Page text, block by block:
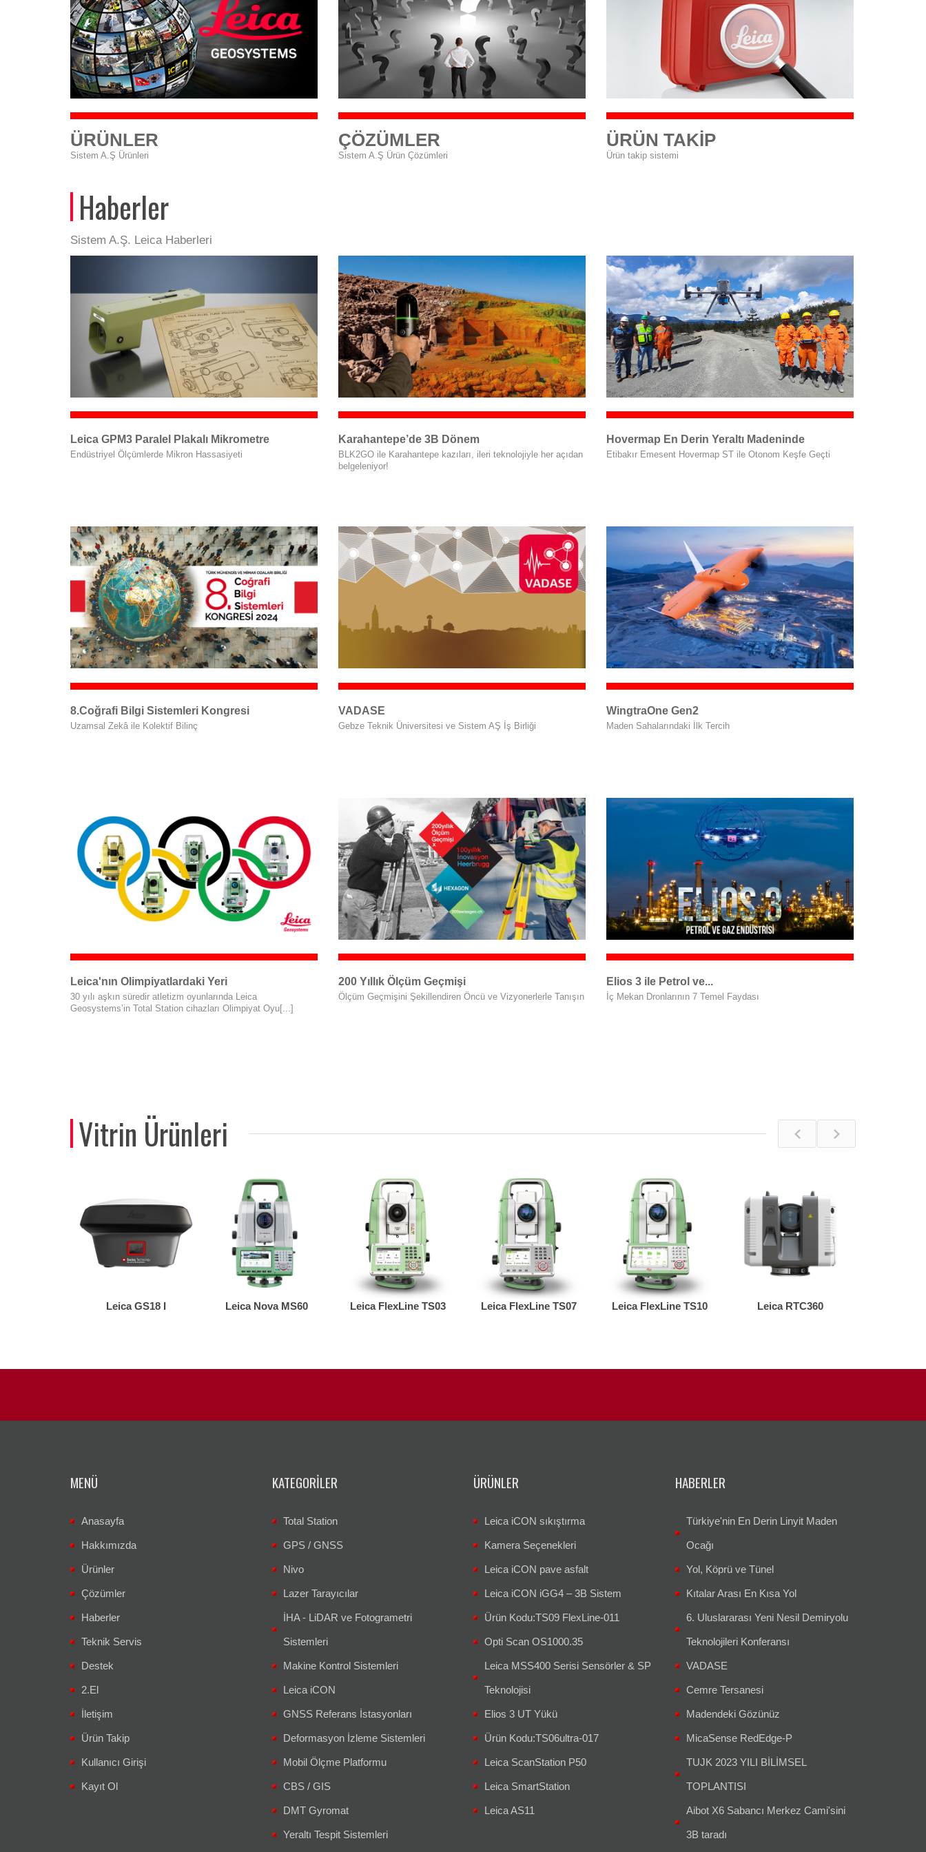
ÜRÜNLER
Sistem A.Ş Ürünleri
ÇÖZÜMLER
Sistem A.Ş Ürün Çözümleri
ÜRÜN TAKİP
Ürün takip sistemi
Haberler
Sistem A.Ş. Leica Haberleri
Leica GPM3 Paralel Plakalı Mikrometre
Endüstriyel Ölçümlerde Mikron Hassasiyeti
Karahantepe’de 3B Dönem
BLK2GO ile Karahantepe kazıları, ileri teknolojiyle her açıdan
belgeleniyor!
Hovermap En Derin Yeraltı Madeninde
Etibakır Emesent Hovermap ST ile Otonom Keşfe Geçti
8.Coğrafi Bilgi Sistemleri Kongresi
Uzamsal Zekâ ile Kolektif Bilinç
VADASE
Gebze Teknik Üniversitesi ve Sistem AŞ İş Birliği
WingtraOne Gen2
Maden Sahalarındaki İlk Tercih
Leica'nın Olimpiyatlardaki Yeri
30 yılı aşkın süredir atletizm oyunlarında Leica
Geosystems’in Total Station cihazları Olimpiyat Oyu[...]
200 Yıllık Ölçüm Geçmişi
Ölçüm Geçmişini Şekillendiren Öncü ve Vizyonerlerle Tanışın
Elios 3 ile Petrol ve...
İç Mekan Dronlarının 7 Temel Faydası
Vitrin Ürünleri
Leica GS18 I Leica Nova MS60 Leica FlexLine TS03 Leica FlexLine TS07 Leica FlexLine TS10 Leica RTC360
MENÜ
Anasayfa
Hakkımızda
Ürünler
Çözümler
Haberler
Teknik Servis
Destek
2.El
İletişim
Ürün Takip
Kullanıcı Girişi
Kayıt Ol
KATEGORILER
Total Station
GPS / GNSS
Nivo
Lazer Tarayıcılar
İHA - LiDAR ve Fotogrametri
Sistemleri
Makine Kontrol Sistemleri
Leica iCON
GNSS Referans İstasyonları
Deformasyon İzleme Sistemleri
Mobil Ölçme Platformu
CBS / GIS
DMT Gyromat
Yeraltı Tespit Sistemleri
ÜRÜNLER
Leica iCON sıkıştırma
Kamera Seçenekleri
Leica iCON pave asfalt
Leica iCON iGG4 – 3B Sistem
Ürün Kodu:TS09 FlexLine-011
Opti Scan OS1000.35
Leica MSS400 Serisi Sensörler & SP
Teknolojisi
Elios 3 UT Yükü
Ürün Kodu:TS06ultra-017
Leica ScanStation P50
Leica SmartStation
Leica AS11
HABERLER
Türkiye'nin En Derin Linyit Maden
Ocağı
Yol, Köprü ve Tünel
Kıtalar Arası En Kısa Yol
6. Uluslararası Yeni Nesil Demiryolu
Teknolojileri Konferansı
VADASE
Cemre Tersanesi
Madendeki Gözünüz
MicaSense RedEdge-P
TUJK 2023 YILI BİLİMSEL
TOPLANTISI
Aibot X6 Sabancı Merkez Cami'sini
3B taradı